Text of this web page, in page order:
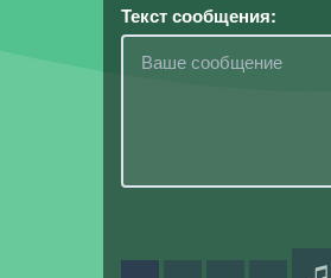
Текст сообщения: